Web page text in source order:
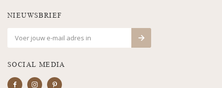
NIEUWSBRIEF
SOCIAL MEDIA